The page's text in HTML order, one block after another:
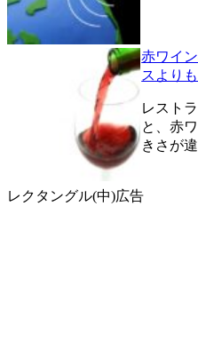
赤ワイ
スより
レスト
と、赤
きさが
レクタングル(中)広告